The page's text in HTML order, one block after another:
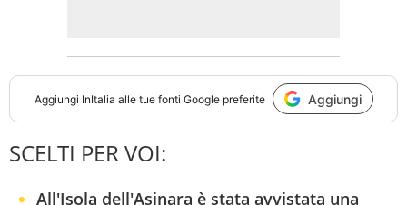
Aggiungi InItalia alle tue fonti Google preferite Aggiungi
SCELTI PER VOI:
All'Isola dell'Asinara è stata avvistata una